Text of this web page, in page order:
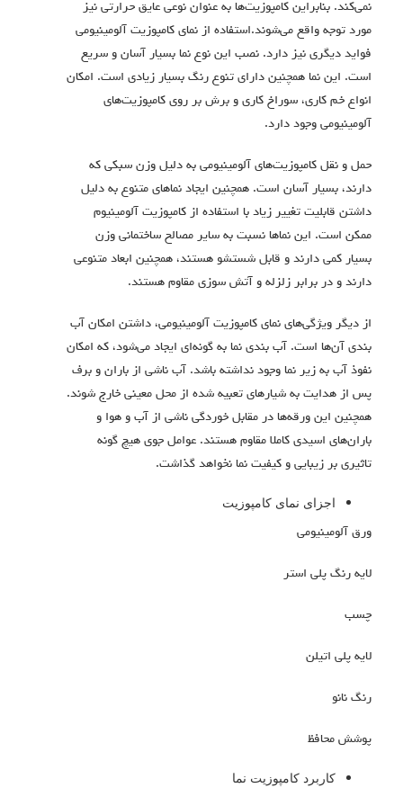
نمی‌کند. بنابراین کامپوزیت‌ها به عنوان نوعی عایق حرارتی نیز
مورد توجه واقع می‌شوند.استفاده از نمای کامپوزیت آلومینیومی
فواید دیگری نیز دارد. نصب این نوع نما بسیار آسان و سریع
است. این نما همچنین دارای تنوع رنگ بسیار زیادی است. امکان
انواع خم کاری، سوراخ کاری و برش بر روی کامپوزیت‌های
آلومینیومی وجود دارد.
حمل و نقل کامپوزیت‌های آلومینیومی به دلیل وزن سبکی که
دارند، بسیار آسان است. همچنین ایجاد نماهای متنوع به دلیل
داشتن قابلیت تغییر زیاد با استفاده از کامپوزیت آلومینیوم
ممکن است. این نماها نسبت به سایر مصالح ساختمانی وزن
بسیار کمی دارند و قابل شستشو هستند، همچنین ابعاد متنوعی
دارند و در برابر زلزله و آتش سوزی مقاوم هستند.
از دیگر ویژگی‌های نمای کامپوزیت آلومینیومی، داشتن امکان آب
بندی آن‌ها است. آب بندی نما به گونه‌ای ایجاد می‌شود، که امکان
نفوذ آب به زیر نما وجود نداشته باشد. آب ناشی از باران و برف
پس از هدایت به شیارهای تعبیه شده از محل معینی خارج شوند.
همچنین این ورقه‌ها در مقابل خوردگی ناشی از آب و هوا و
باران‌های اسیدی کاملا مقاوم هستند. عوامل جوی هیچ گونه
تاثیری بر زیبایی و کیفیت نما نخواهد گذاشت.
اجزای نمای کامپوزیت
ورق آلومینیومی
لایه رنگ پلی استر
چسب
لایه پلی اتیلن
رنگ نانو
پوشش محافظ
کاربرد کامپوزیت نما